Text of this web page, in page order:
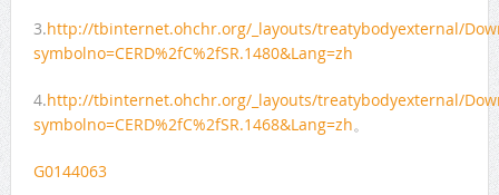
3.http://tbinternet.ohchr.org/_layouts/treatybodyexternal/
symbolno=CERD%2fC%2fSR.1480&Lang=zh
4.http://tbinternet.ohchr.org/_layouts/treatybodyexternal/
symbolno=CERD%2fC%2fSR.1468&Lang=zh。
G0144063